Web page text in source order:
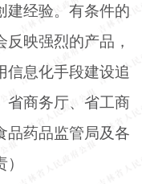
建经验。有条件的
映强烈的产品，
信息化手段建设追
省商务厅、省工商
品药品监管局及各